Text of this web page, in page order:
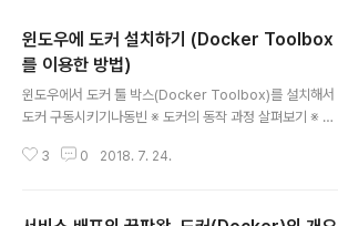
윈도우에 도커 설치하기 (Docker Toolbox
를 이용한 방법)
윈도우에서 도커 툴 박스(Docker Toolbox)를 설치해서
도커 구동시키기나동빈 ※ 도커의 동작 과정 살펴보기 ※ 지
간을 가졌습니다. 이번 시간에는 직접 윈도우(Windows)
3 0 2018. 7. 24.